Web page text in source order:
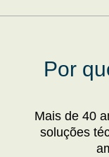
Por
Mais de 40
soluções